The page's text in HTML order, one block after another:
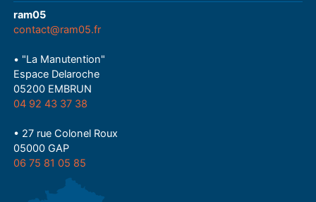
ram05
contact@ram05.fr
• "La Manutention"
Espace Delaroche
05200 EMBRUN
04 92 43 37 38
• 27 rue Colonel Roux
05000 GAP
06 75 81 05 85